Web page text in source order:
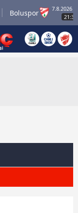
Boluspor
7.8.2026 -
21:30